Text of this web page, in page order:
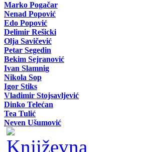
Marko Pogačar
Nenad Popović
Edo Popović
Delimir Rešicki
Olja Savičević
Petar Segedin
Bekim Sejranović
Ivan Slamnig
Nikola Sop
Igor Stiks
Vladimir Stojsavljević
Dinko Telećan
Tea Tulić
Neven Ušumović